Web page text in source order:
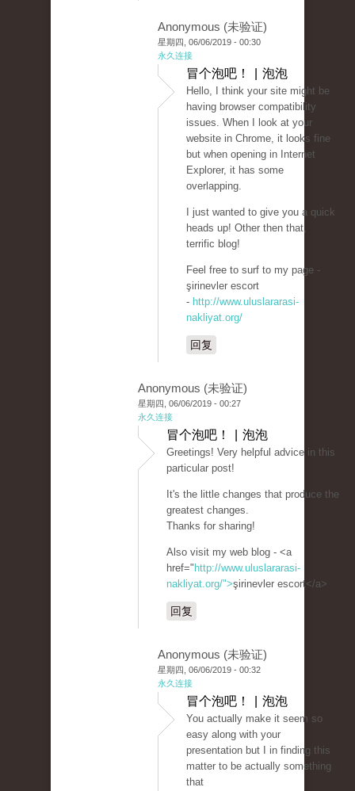
Anonymous (未验证)
星期四, 06/06/2019 - 00:30
永久连接
冒个泡吧！ | 泡泡
Hello, I think your site might be
having browser compatibility
issues. When I look at your
website in Chrome, it looks fine
but when opening in Internet
Explorer, it has some
overlapping.
I just wanted to give you a quick
heads up! Other then that,
terrific blog!
Feel free to surf to my page -
şirinevler escort
- http://www.uluslararasi-
nakliyat.org/
回复
Anonymous (未验证)
星期四, 06/06/2019 - 00:27
永久连接
冒个泡吧！ | 泡泡
Greetings! Very helpful advice in this
particular post!
It's the little changes that produce the
greatest changes.
Thanks for sharing!
Also visit my web blog - <a
href=" http://www.uluslararasi-
nakliyat.org/">şirinevler escort</a>
回复
Anonymous (未验证)
星期四, 06/06/2019 - 00:32
永久连接
冒个泡吧！ | 泡泡
You actually make it seem so
easy along with your
presentation but I in finding this
matter to be actually something
that